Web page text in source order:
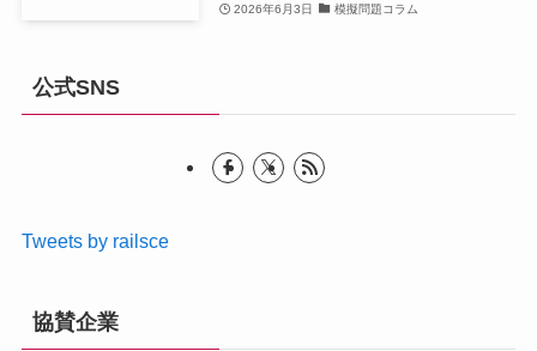
2026年6月3日 模擬問題コラム
公式SNS
Tweets by railsce
協賛企業